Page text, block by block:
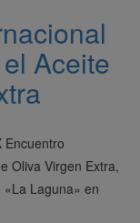
Aceite
Encuentro
Oliva Virgen Extra,
Laguna» en